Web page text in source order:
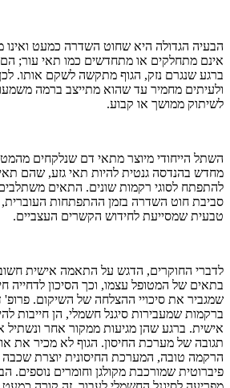
הבעיה הגדולה היא שחוט השדרה כמעט ואינו
אינם מתחלקים או מתחדשים כמו תאי עור; הם
ברגע שנגרם נזק, הגוף מתקשה לשקם אותו.
ולעיתים מחמיר עד שהוא מתייצב ברמה
לשיתוק ממושך או קבוע.
השתל הייחודי מיוצר מתאי דם שנלקחים
מחדש בהנדסה גנטית להיות תאי גזע, שהם
להתפתח לסוגי רקמות שונים. התאים
סביבת חוט השדרה בזמן ההתפתחות
טבעית שמסייעת לחידוש הקשרים העצביים.
לדברי החוקרים, הדגש על התאמה אישית
בתאים של המטופל עצמו, וכך הסיכון לדחייה
שמגביר את סיכויי ההצלחה של השיקום.
ברקמות שמעבירות סיגנל חשמלי, הן חייבות
אישית. ברגע שהן מגיעות ממקור אחר ונשתיל
תגובה של מערכת החיסון. הגוף לא מכיר את
הרקמה טובה, המערכת החיסונית יוצרת
פיברוטית שמורכבת מקולגן וחומרים נוספים.